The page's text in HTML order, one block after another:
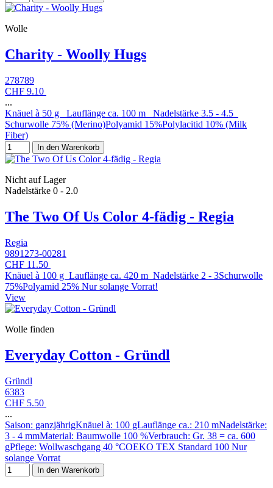
Wolle
Charity - Woolly Hugs
278789
CHF 9.10
...
Knäuel à 50 g Lauflänge ca. 100 m Nadelstärke 3.5 - 4.5
Schurwolle 75% (Merino)Polyamid 15%Polylacitid 10% (Milk
Fiber)
In den Warenkorb
Nicht auf Lager
Nadelstärke 0 - 2.0
The Two Of Us Color 4-fädig - Regia
Regia
9891273-00281
CHF 11.50
Knäuel à 100 g Lauflänge ca. 420 m Nadelstärke 2 - 3Schurwolle
75%Polyamid 25% Nur solange Vorrat!
View
Wolle finden
Everyday Cotton - Gründl
Gründl
6383
CHF 5.50
...
Saison: ganzjährigKnäuel à: 100 gLauflänge ca.: 210 mNadelstärke:
3 - 4 mmMaterial: Baumwolle 100 %Verbrauch: Gr. 38 = ca. 600
gPflege: Wollwaschgang 40 °COEKO TEX Standard 100 Nur
solange Vorrat
In den Warenkorb